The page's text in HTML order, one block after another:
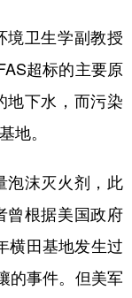
卫生学副教授
超标的主要原
地下水，而污染
地。
沫灭火剂，此
曾根据美国政府
横田基地发生过
的事件。但美军